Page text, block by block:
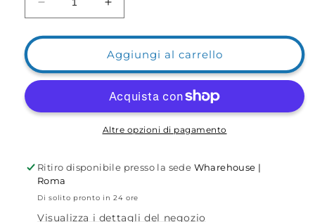
Diminuisci
quantità
per
JP
Style
e
Aumenta
quantità
per
Picchetto
JP
Style
regolabile
e
modulabile
Aggiungi al carrello
Altre opzioni di pagamento
Ritiro disponibile presso la sede Wharehouse |
Roma
Di solito pronto in 24 ore
Visualizza i dettagli del negozio